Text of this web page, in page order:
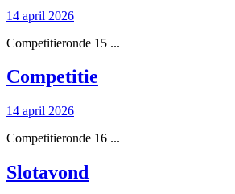
14 april 202614
2026
Competitieronde 15 ...
Competitie
14 april 202614
2026
Competitieronde 16 ...
Slotavond